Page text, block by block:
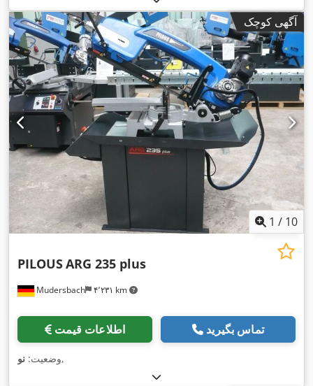
آگهی کوچک
1 / 10
Mudersbach ۴٬۲۳۱ km
PILOUSARG 235 plus
اطلاعات قیمت تماس بگیرید
وضعیت: نو ,